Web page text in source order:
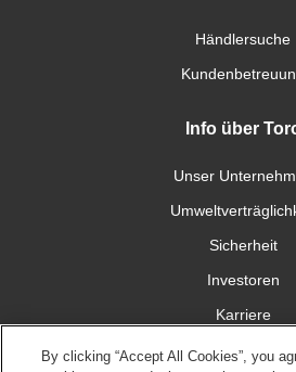
Händlersuche
Info über
Unser
Sicherheit
Investoren
Karriere
By clicking “Accept All Cookies”, you